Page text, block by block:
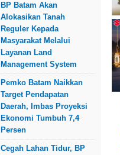
BP Batam Akan
Alokasikan Tanah
Reguler Kepada
Masyarakat Melalui
Layanan Land
Management System
Pemko Batam Naikkan
Target Pendapatan
Daerah, Imbas Proyeksi
Ekonomi Tumbuh 7,4
Persen
Cegah Lahan Tidur, BP